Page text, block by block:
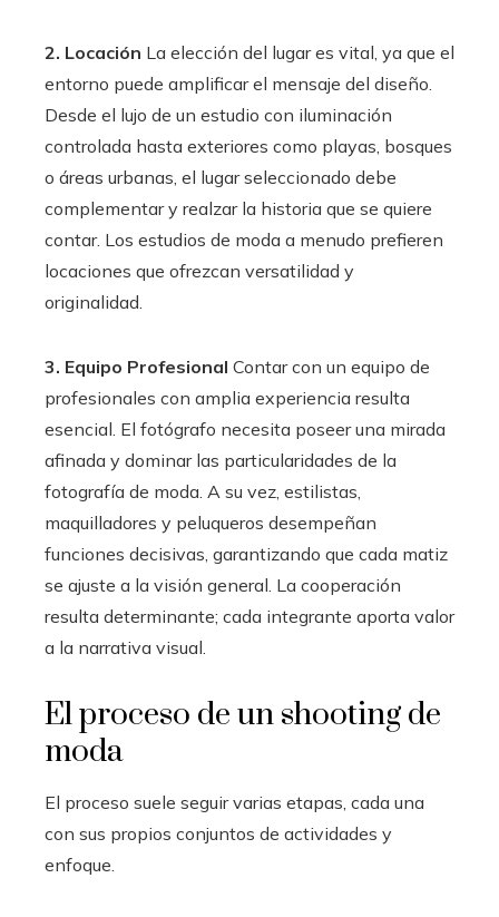
2. Locación La elección del lugar es vital, ya que el
entorno puede amplificar el mensaje del diseño.
Desde el lujo de un estudio con iluminación
controlada hasta exteriores como playas, bosques
o áreas urbanas, el lugar seleccionado debe
complementar y realzar la historia que se quiere
contar. Los estudios de moda a menudo prefieren
locaciones que ofrezcan versatilidad y
originalidad.
3. Equipo Profesional Contar con un equipo de
profesionales con amplia experiencia resulta
esencial. El fotógrafo necesita poseer una mirada
afinada y dominar las particularidades de la
fotografía de moda. A su vez, estilistas,
maquilladores y peluqueros desempeñan
funciones decisivas, garantizando que cada matiz
se ajuste a la visión general. La cooperación
resulta determinante; cada integrante aporta valor
a la narrativa visual.
El proceso de un shooting de
moda
El proceso suele seguir varias etapas, cada una
con sus propios conjuntos de actividades y
enfoque.